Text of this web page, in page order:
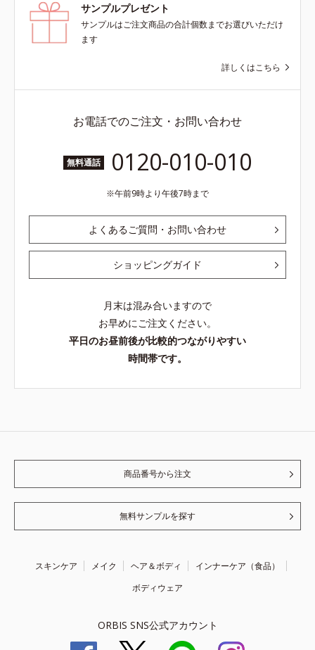
サンプルプレゼント
サンプルはご注文商品の合計個数までお選びいただけ
ます
詳しくはこちら
お電話でのご注文・お問い合わせ
無料通話 0120-010-010
午前9時より午後7時まで
よくあるご質問・お問い合わせ
ショッピングガイド
月末は混み合いますので
お早めにご注文ください。
平日のお昼前後が比較的つながりやすい
時間帯です。
商品番号から注文
無料サンプルを探す
スキンケア メイク ヘア＆ボディ
インナーケア（食品）
ボディウェア
ORBIS SNS公式アカウント